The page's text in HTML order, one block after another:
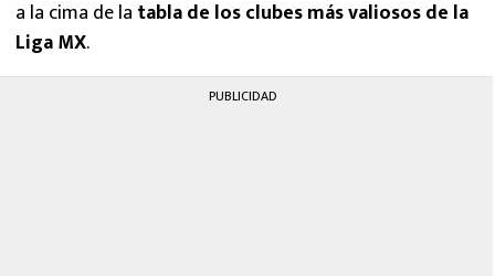
a la cima de la tabla de los clubes más valiosos de la
Liga MX.
PUBLICIDAD